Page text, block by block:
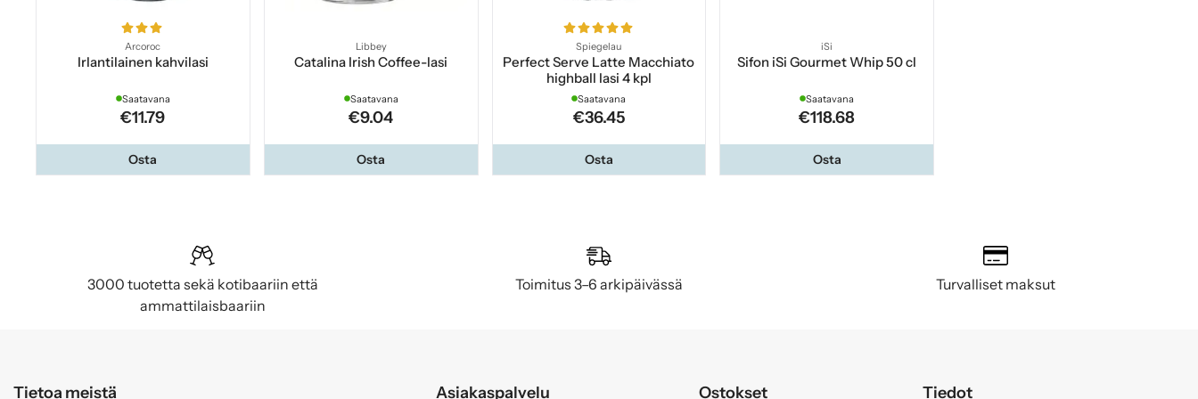
Arcoroc
Irlantilainen kahvilasi
Saatavana
€11.79
Osta
Libbey
Catalina Irish Coffee-lasi
Saatavana
€9.04
Osta
Spiegelau
Perfect Serve Latte Macchiato
highball lasi 4 kpl
Saatavana
€36.45
Osta
iSi
Sifon iSi Gourmet Whip 50 cl
Saatavana
€118.68
Osta
3000 tuotetta sekä kotibaariin että
ammattilaisbaariin
Toimitus 3–6 arkipäivässä Turvalliset maksut
Tietoa meistä Asiakaspalvelu Ostokset Tiedot